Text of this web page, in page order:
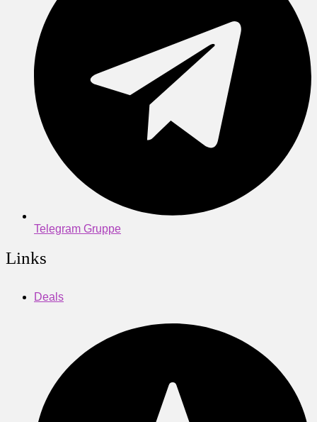
Telegram Gruppe
Links
Deals